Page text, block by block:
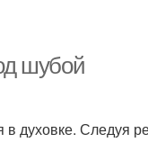
шубой
духовке. Следуя